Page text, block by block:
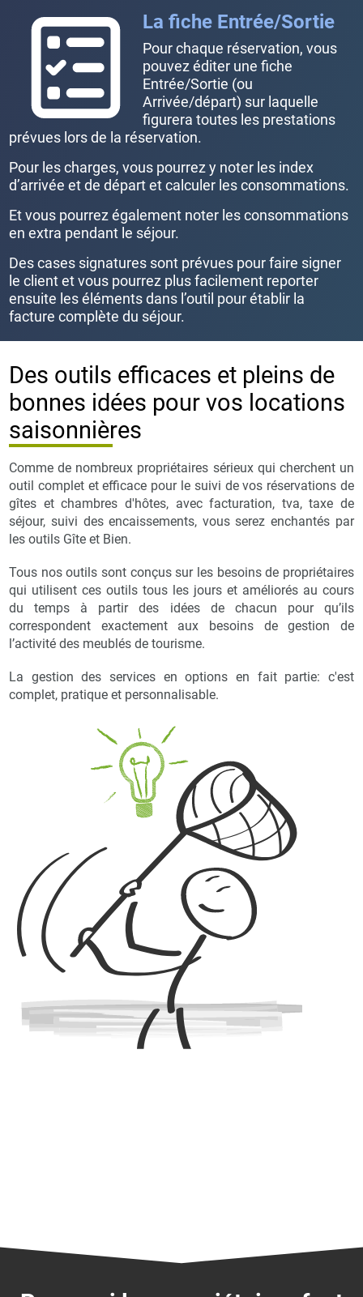
La fiche Entrée/Sortie
Pour chaque réservation, vous
pouvez éditer une fiche
Entrée/Sortie (ou
Arrivée/départ) sur laquelle
figurera toutes les prestations
prévues lors de la réservation.
Pour les charges, vous pourrez y noter les index
d’arrivée et de départ et calculer les consommations.
Et vous pourrez également noter les consommations
en extra pendant le séjour.
Des cases signatures sont prévues pour faire signer
le client et vous pourrez plus facilement reporter
ensuite les éléments dans l’outil pour établir la
facture complète du séjour.
Des outils efficaces et pleins de
bonnes idées pour vos locations
saisonnières
Comme de nombreux propriétaires sérieux qui cherchent un
outil complet et efficace pour le suivi de vos réservations de
gîtes et chambres d'hôtes, avec facturation, tva, taxe de
séjour, suivi des encaissements, vous serez enchantés par
les outils Gîte et Bien.
Tous nos outils sont conçus sur les besoins de propriétaires
qui utilisent ces outils tous les jours et améliorés au cours
du temps à partir des idées de chacun pour qu’ils
correspondent exactement aux besoins de gestion de
l’activité des meublés de tourisme.
La gestion des services en options en fait partie: c'est
complet, pratique et personnalisable.